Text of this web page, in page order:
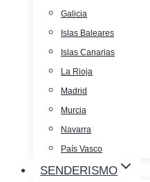
Galicia
Islas Baleares
Islas Canarias
La Rioja
Madrid
Murcia
Navarra
País Vasco
SENDERISMO